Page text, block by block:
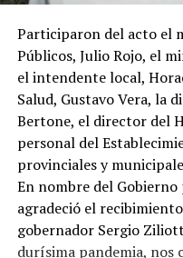
Participaron del acto el
Públicos, Julio Rojo, el
el intendente local,
Salud, Gustavo Vera, la
Bertone, el director del
personal del
provinciales y
En nombre del
agradeció el
gobernador Sergio
durísima pandemia, nos